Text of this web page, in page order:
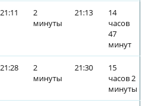
21:11
2
минуты
21:13
14
часов
47
минут
21:28
2
минуты
21:30
15
часов 2
минуты